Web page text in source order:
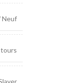
Neuf
tours